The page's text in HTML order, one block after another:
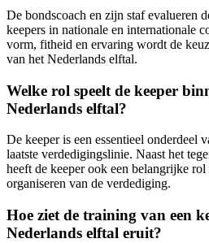
De bondscoach en zijn staf evalueren
keepers in nationale en internationale
vorm, fitheid en ervaring wordt de
van het Nederlands elftal.
Welke rol speelt de keeper
Nederlands elftal?
De keeper is een essentieel onderdeel
laatste verdedigingslinie. Naast het
heeft de keeper ook een belangrijke rol
organiseren van de verdediging.
Hoe ziet de training van een
Nederlands elftal eruit?